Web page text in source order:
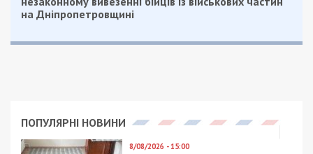
на Дніпропетровщині
ПОПУЛЯРНІ НОВИНИ
8/08/2026 - 15:00